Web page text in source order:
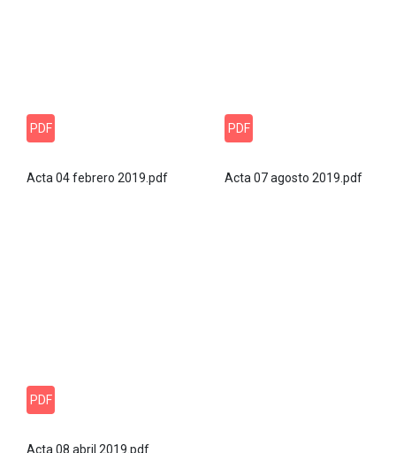
PDF
Acta 04 febrero 2019.pdf
PDF
Acta 07 agosto 2019.pdf
PDF
Acta 08 abril 2019.pdf